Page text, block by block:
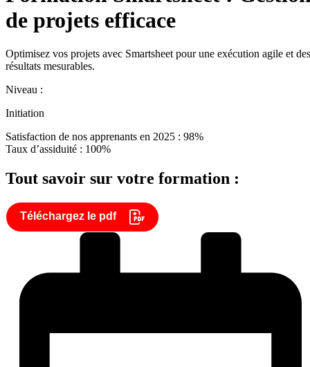
de projets efficace
Optimisez vos projets avec Smartsheet pour une exécution agile et des
résultats mesurables.
Niveau :
Initiation
Satisfaction de nos apprenants en 2025 : 98%
Taux d’assiduité : 100%
Tout savoir sur votre formation :
Téléchargez le pdf